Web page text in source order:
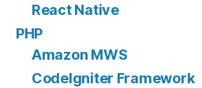
React Native
PHP
Amazon MWS
CodeIgniter Framework